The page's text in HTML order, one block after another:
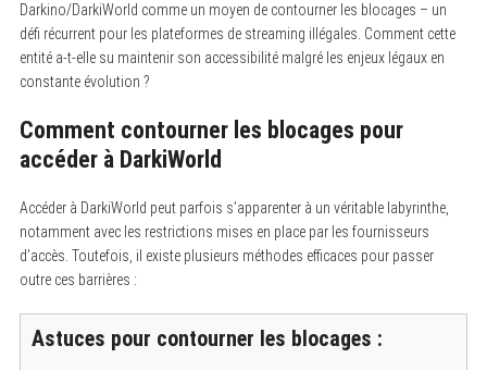
Darkino/DarkiWorld comme un moyen de contourner les blocages – un
défi récurrent pour les plateformes de streaming illégales. Comment cette
entité a-t-elle su maintenir son accessibilité malgré les enjeux légaux en
constante évolution ?
Comment contourner les blocages pour
accéder à DarkiWorld
Accéder à DarkiWorld peut parfois s’apparenter à un véritable labyrinthe,
notamment avec les restrictions mises en place par les fournisseurs
d’accès. Toutefois, il existe plusieurs méthodes efficaces pour passer
outre ces barrières :
Astuces pour contourner les blocages :